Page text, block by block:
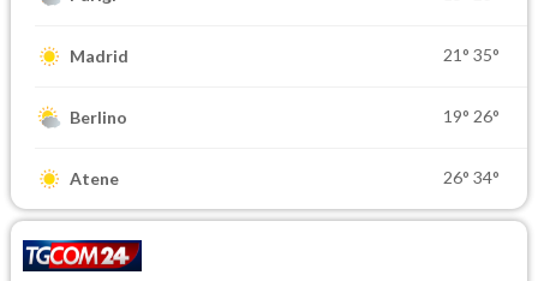
Madrid 21° 35°
Berlino 19° 26°
Atene 26° 34°